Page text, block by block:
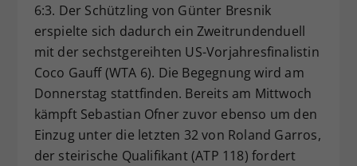
6:3. Der Schützling von Günter Bresnik
erspielte sich dadurch ein Zweitrundenduell
mit der sechstgereihten US-Vorjahresfinalistin
Coco Gauff (WTA 6). Die Begegnung wird am
Donnerstag stattfinden. Bereits am Mittwoch
kämpft Sebastian Ofner zuvor ebenso um den
Einzug unter die letzten 32 von Roland Garros,
der steirische Qualifikant (ATP 118) fordert